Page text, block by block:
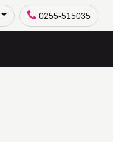
0255-515035